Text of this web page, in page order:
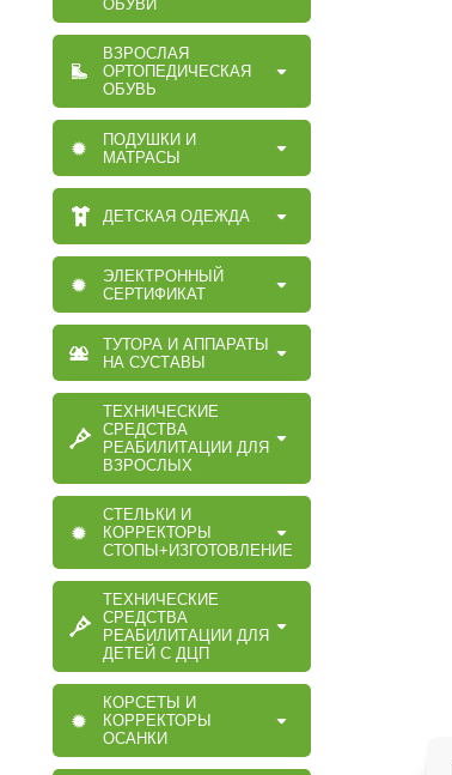
ОБУВИ
ВЗРОСЛАЯ
ОРТОПЕДИЧЕСКАЯ
ОБУВЬ
ПОДУШКИ И
МАТРАСЫ
ДЕТСКАЯ ОДЕЖДА
ЭЛЕКТРОННЫЙ
СЕРТИФИКАТ
ТУТОРА И АППАРАТЫ
НА СУСТАВЫ
ТЕХНИЧЕСКИЕ
СРЕДСТВА
РЕАБИЛИТАЦИИ ДЛЯ
ВЗРОСЛЫХ
СТЕЛЬКИ И
КОРРЕКТОРЫ
СТОПЫ+ИЗГОТОВЛЕНИЕ
ТЕХНИЧЕСКИЕ
СРЕДСТВА
РЕАБИЛИТАЦИИ ДЛЯ
ДЕТЕЙ С ДЦП
КОРСЕТЫ И
КОРРЕКТОРЫ
ОСАНКИ